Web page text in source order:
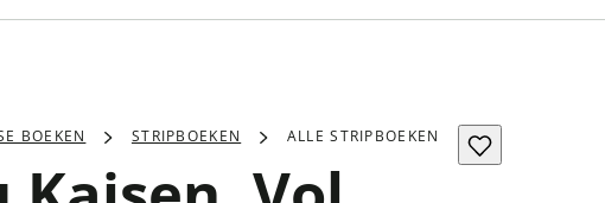
BOEKEN STRIPBOEKEN ALLE STRIPBOEKEN